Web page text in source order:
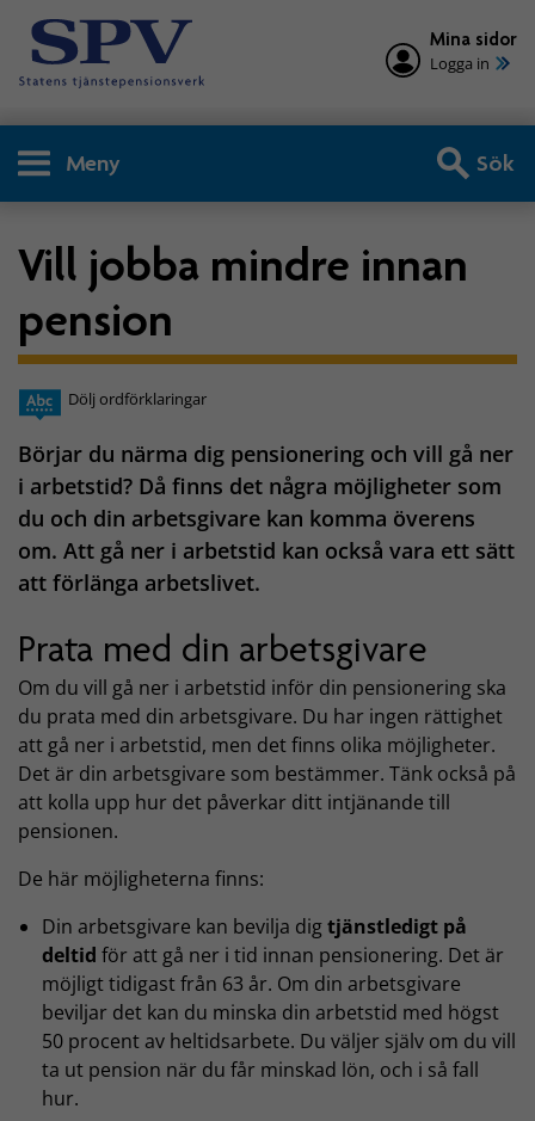
Mina sidor
Logga in
Meny Sök
Vill jobba mindre innan
pension
Dölj ordförklaringar
Börjar du närma dig pensionering och vill gå ner
i arbetstid? Då finns det några möjligheter som
du och din arbetsgivare kan komma överens
om. Att gå ner i arbetstid kan också vara ett sätt
att förlänga arbetslivet.
Prata med din arbetsgivare
Om du vill gå ner i arbetstid inför din pensionering ska
du prata med din arbetsgivare. Du har ingen rättighet
att gå ner i arbetstid, men det finns olika möjligheter.
Det är din arbetsgivare som bestämmer. Tänk också på
att kolla upp hur det påverkar ditt intjänande till
pensionen.
De här möjligheterna finns:
Din arbetsgivare kan bevilja digtjänstledigt på
deltid för att gå ner i tid innan pensionering. Det är
möjligt tidigast från 63 år. Om din arbetsgivare
beviljar det kan du minska din arbetstid med högst
50 procent av heltidsarbete. Du väljer själv om du vill
ta ut pension när du får minskad lön, och i så fall
hur.